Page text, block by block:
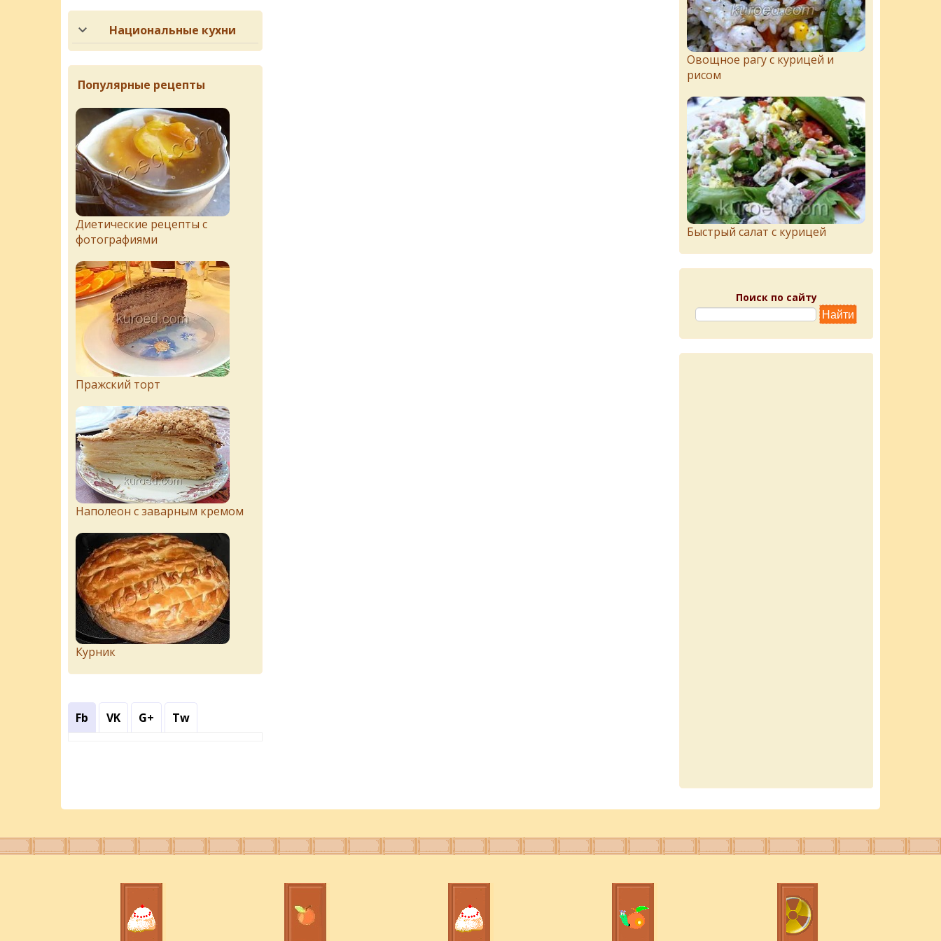
Национальные кухни
Популярные рецепты
Диетические рецепты с
фотографиями
Пражский торт
Наполеон с заварным кремом
Курник
Fb VK G+ Tw
Овощное рагу с курицей и
рисом
Быстрый салат с курицей
Поиск по сайту